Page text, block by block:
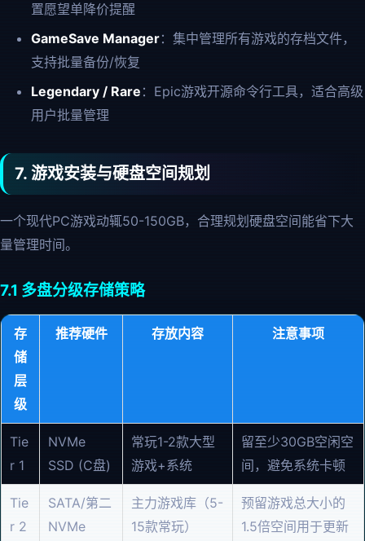
置愿望单降价提醒
GameSave Manager：集中管理所有游戏的存档文件，
支持批量备份/恢复
Legendary / Rare ：Epic游戏开源命令行工具，适合高级
用户批量管理
7. 游戏安装与硬盘空间规划
一个现代PC游戏动辄50-150GB，合理规划硬盘空间能省下大
量管理时间。
7.1 多盘分级存储策略
存
储
层
级
推荐硬件 存放内容 注意事项
Tie
r 1
NVMe
SSD (C盘)
常玩1-2款大型
游戏+系统
留至少30GB空闲空
间，避免系统卡顿
Tie
r 2
SATA/第二
NVMe
主力游戏库（5-
15款常玩）
预留游戏总大小的
1.5倍空间用于更新